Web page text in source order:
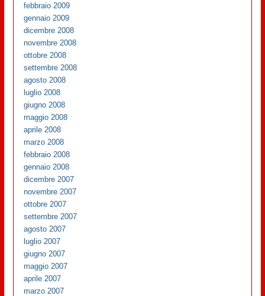
febbraio 2009
gennaio 2009
dicembre 2008
novembre 2008
ottobre 2008
settembre 2008
agosto 2008
luglio 2008
giugno 2008
maggio 2008
aprile 2008
marzo 2008
febbraio 2008
gennaio 2008
dicembre 2007
novembre 2007
ottobre 2007
settembre 2007
agosto 2007
luglio 2007
giugno 2007
maggio 2007
aprile 2007
marzo 2007